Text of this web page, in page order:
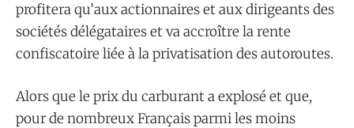
profitera qu’aux actionnaires et aux dirigeants des
sociétés délégataires et va accroître la rente
confiscatoire liée à la privatisation des autoroutes.
Alors que le prix du carburant a explosé et que,
pour de nombreux Français parmi les moins